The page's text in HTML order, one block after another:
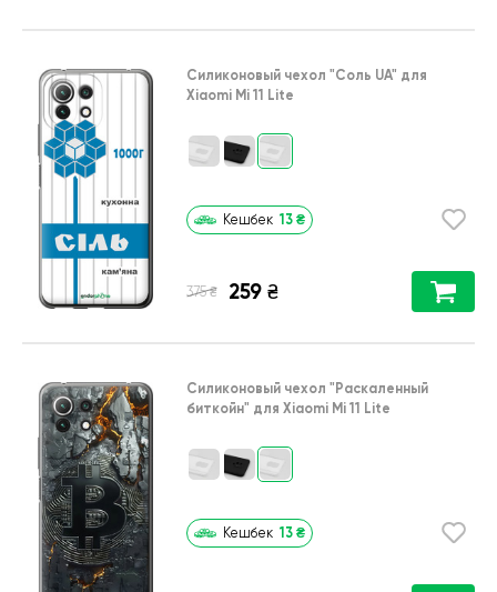
Силиконовый чехол "Соль UA" для
Xiaomi Mi 11 Lite
Кешбек 13 ₴
375 ₴ 259 ₴
Силиконовый чехол "Раскаленный
биткойн" для Xiaomi Mi 11 Lite
Кешбек 13 ₴